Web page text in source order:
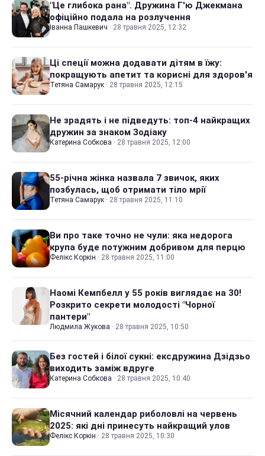
"Це глибока рана". Дружина Г'ю Джекмана
офіційно подала на розлучення
Іванна Пашкевич · 28 травня 2025, 12:32
Ці спеції можна додавати дітям в їжу:
покращують апетит та корисні для здоров'я
Тетяна Самарук · 28 травня 2025, 12:15
Не зрадять і не підведуть: топ-4 найкращих
дружин за знаком Зодіаку
Катерина Собкова · 28 травня 2025, 12:00
55-річна жінка назвала 7 звичок, яких
позбулась, щоб отримати тіло мрії
Тетяна Самарук · 28 травня 2025, 11:10
Ви про таке точно не чули: яка недорога
крупа буде потужним добривом для перцю
Фелікс Коркін · 28 травня 2025, 11:00
Наомі Кемпбелл у 55 років виглядає на 30!
Розкрито секрети молодості "Чорної
пантери"
Людмила Жукова · 28 травня 2025, 10:50
Без гостей і білої сукні: ексдружина Дзідзьо
виходить заміж вдруге
Катерина Собкова · 28 травня 2025, 10:40
Місячний календар риболовлі на червень
2025: які дні принесуть найкращий улов
Фелікс Коркін · 28 травня 2025, 10:30